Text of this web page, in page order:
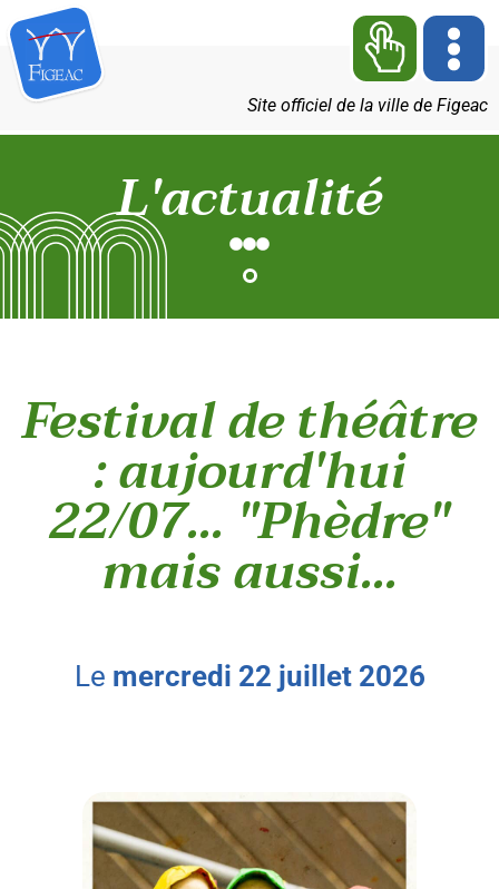
Site officiel de la ville de Figeac
L'actualité
Festival de théâtre
: aujourd'hui
22/07... "Phèdre"
mais aussi...
le mercredi 22 juillet 2026